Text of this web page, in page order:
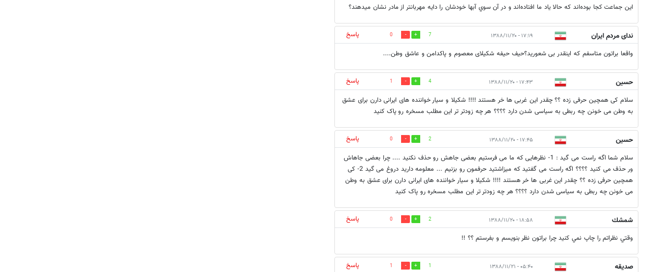
اين جماعت كجا بوده‌اند كه حالا ياد ما افتاده‌اند و در آن سوي آبها خودشان را دايه مهربانتر از مادر نشان ميدهند؟
ندای مردم ایران ۱۷:۱۹ - ۱۳۸۸/۱۱/۲۰ 7
0
پاسخ
واقعا براتون متاسفم که اینقدر بی شعورید؟حیف حیفه شکیلای معصوم و پاکدامن و عاشق وطن....
حسین ۱۷:۴۳ - ۱۳۸۸/۱۱/۲۰ 4
1
پاسخ
سلام کی همچین حرفی زده ؟؟ چقدر این غربی ها خر هستند !!!! شکیلا و سیار خواننده های ایرانی دارن برای عشق
به وطن می خونن چه ربطی به سیاسی شدن دارد ؟؟؟؟ هر چه زودتر تر این مطلب مسخره رو پاک کنید
حسین ۱۷:۴۵ - ۱۳۸۸/۱۱/۲۰ 2
0
پاسخ
سلام شما اگه راست می گید : 1- نظرهایی که ما می فرستیم بعضی جاهش رو حذف نکنید .... چرا بعضی جاهاش
ور حذف می کنید ؟؟؟؟ اگه راست می گفتید که میزاشتید حرفمون رو بزنیم ... معلومه دارید دروغ می گید 2- کی
همچین حرفی زده ؟؟ چقدر این غربی ها خر هستند !!!! شکیلا و سیار خواننده های ایرانی دارن برای عشق به وطن
می خونن چه ربطی به سیاسی شدن دارد ؟؟؟؟ هر چه زودتر تر این مطلب مسخره رو پاک کنید
شمشك ۱۸:۵۸ - ۱۳۸۸/۱۱/۲۰ 2
0
پاسخ
وقتي نظراتم را چاپ نمي كنيد چرا براتون نظر بنويسم و بفرستم ؟؟ !!
صدیقه ۰۵:۴۰ - ۱۳۸۸/۱۱/۲۱ 1
1 پاسخ